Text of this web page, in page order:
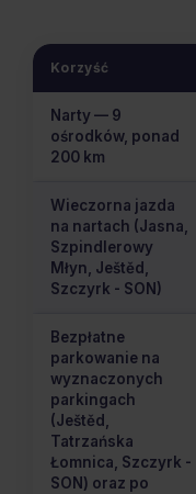
Korzyść
Narty — 9
ośrodków, ponad
200 km
Wieczorna jazda
na nartach (Jasna,
Szpindlerowy
Młyn, Ještěd,
Szczyrk - SON)
Bezpłatne
parkowanie na
wyznaczonych
parkingach
(Ještěd,
Tatrzańska
Łomnica, Szczyrk -
SON) oraz po